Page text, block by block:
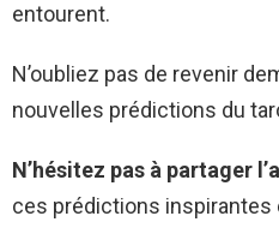
entourent.
N’oubliez pas de revenir
nouvelles prédictions du
N’hésitez pas à partager
ces prédictions inspirantes